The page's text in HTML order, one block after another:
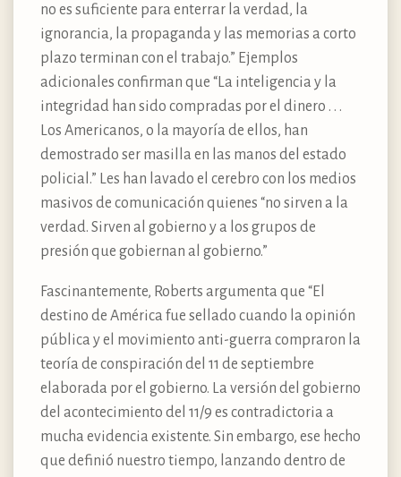
no es suficiente para enterrar la verdad, la
ignorancia, la propaganda y las memorias a corto
plazo terminan con el trabajo.” Ejemplos
adicionales confirman que “La inteligencia y la
integridad han sido compradas por el dinero . . .
Los Americanos, o la mayoría de ellos, han
demostrado ser masilla en las manos del estado
policial.” Les han lavado el cerebro con los medios
masivos de comunicación quienes “no sirven a la
verdad. Sirven al gobierno y a los grupos de
presión que gobiernan al gobierno.”
Fascinantemente, Roberts argumenta que “El
destino de América fue sellado cuando la opinión
pública y el movimiento anti-guerra compraron la
teoría de conspiración del 11 de septiembre
elaborada por el gobierno. La versión del gobierno
del acontecimiento del 11/9 es contradictoria a
mucha evidencia existente. Sin embargo, ese hecho
que definió nuestro tiempo, lanzando dentro de